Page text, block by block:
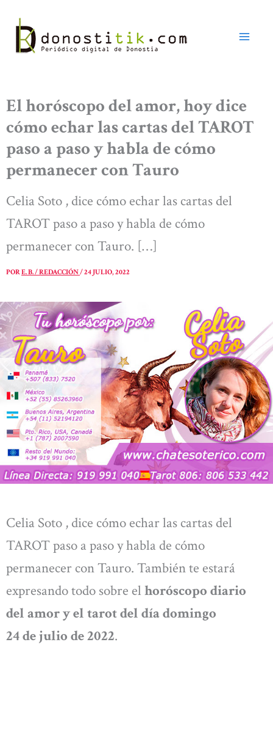
contenido
El horóscopo del amor, hoy dice
cómo echar las cartas del TAROT
paso a paso y habla de cómo
permanecer con Tauro
Celia Soto , dice cómo echar las cartas del
TAROT paso a paso y habla de cómo
permanecer con Tauro. […]
PORE. B. / REDACCIÓN/24 JULIO, 2022
Celia Soto , dice cómo echar las cartas del
TAROT paso a paso y habla de cómo
permanecer con Tauro. También te estará
expresando todo sobre el horóscopo diario
del amor y el tarot del día domingo
24 de julio de 2022.